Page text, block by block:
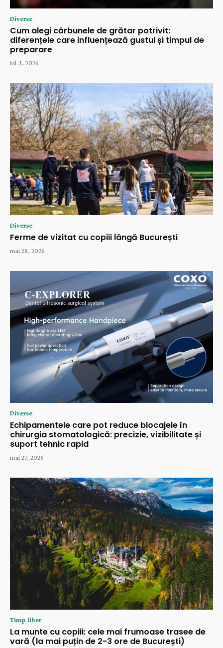
Diverse
Cum alegi cărbunele de grătar potrivit:
diferențele care influențează gustul și timpul de
preparare
iul. 1, 2026
Diverse
Ferme de vizitat cu copiii lângă București
mai 28, 2026
Diverse
Echipamentele care pot reduce blocajele în
chirurgia stomatologică: precizie, vizibilitate și
suport tehnic rapid
mai 27, 2026
Timp liber
La munte cu copiii: cele mai frumoase trasee de
vară (la mai puțin de 2-3 ore de București)